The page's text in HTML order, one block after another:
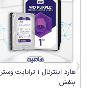
هارد اینترنال 1 ترابایت
بنفش